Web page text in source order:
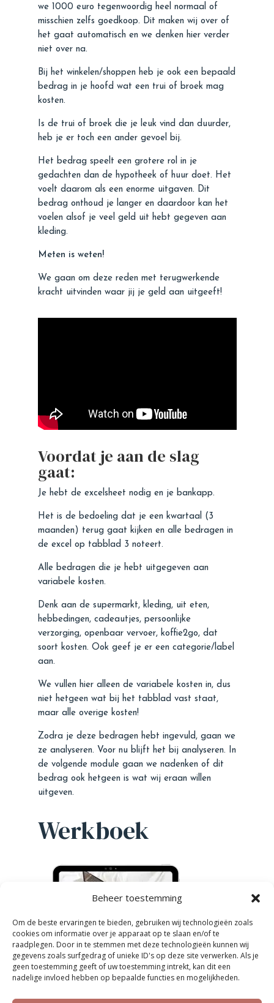
Beheer toestemming
Om de beste ervaringen te bieden, gebruiken wij technologieën zoals
cookies om informatie over je apparaat op te slaan en/of te
raadplegen. Door in te stemmen met deze technologieën kunnen wij
gegevens zoals surfgedrag of unieke ID's op deze site verwerken. Als je
geen toestemming geeft of uw toestemming intrekt, kan dit een
nadelige invloed hebben op bepaalde functies en mogelijkheden.
we 1000 euro tegenwoordig heel normaal of
misschien zelfs goedkoop. Dit maken wij over of
het gaat automatisch en we denken hier verder
niet over na.
Bij het winkelen/shoppen heb je ook een bepaald
bedrag in je hoofd wat een trui of broek mag
kosten.
Is de trui of broek die je leuk vind dan duurder,
heb je er toch een ander gevoel bij.
Het bedrag speelt een grotere rol in je
gedachten dan de hypotheek of huur doet. Het
voelt daarom als een enorme uitgaven. Dit
bedrag onthoud je langer en daardoor kan het
voelen alsof je veel geld uit hebt gegeven aan
kleding.
Meten is weten!
We gaan om deze reden met terugwerkende
kracht uitvinden waar jij je geld aan uitgeeft!
Voordat je aan de slag
gaat:
Je hebt de excelsheet nodig en je bankapp.
Het is de bedoeling dat je een kwartaal (3
maanden) terug gaat kijken en alle bedragen in
de excel op tabblad 3 noteert.
Alle bedragen die je hebt uitgegeven aan
variabele kosten.
Denk aan de supermarkt, kleding, uit eten,
hebbedingen, cadeautjes, persoonlijke
verzorging, openbaar vervoer, koffie2go, dat
soort kosten. Ook geef je er een categorie/label
aan.
We vullen hier alleen de variabele kosten in, dus
niet hetgeen wat bij het tabblad vast staat,
maar alle overige kosten!
Zodra je deze bedragen hebt ingevuld, gaan we
ze analyseren. Voor nu blijft het bij analyseren. In
de volgende module gaan we nadenken of dit
bedrag ook hetgeen is wat wij eraan willen
uitgeven.
Werkboek